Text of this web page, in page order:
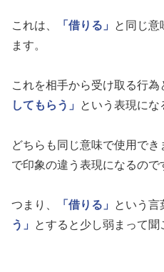
これは、 「借りる」
と同じ意
ます。
これを相手から受け取る行為
してもらう」
という表現にな
どちらも同じ意味で使用でき
で印象の違う表現になるので
つまり、 「借りる」 という言
う」
とすると少し弱まって聞